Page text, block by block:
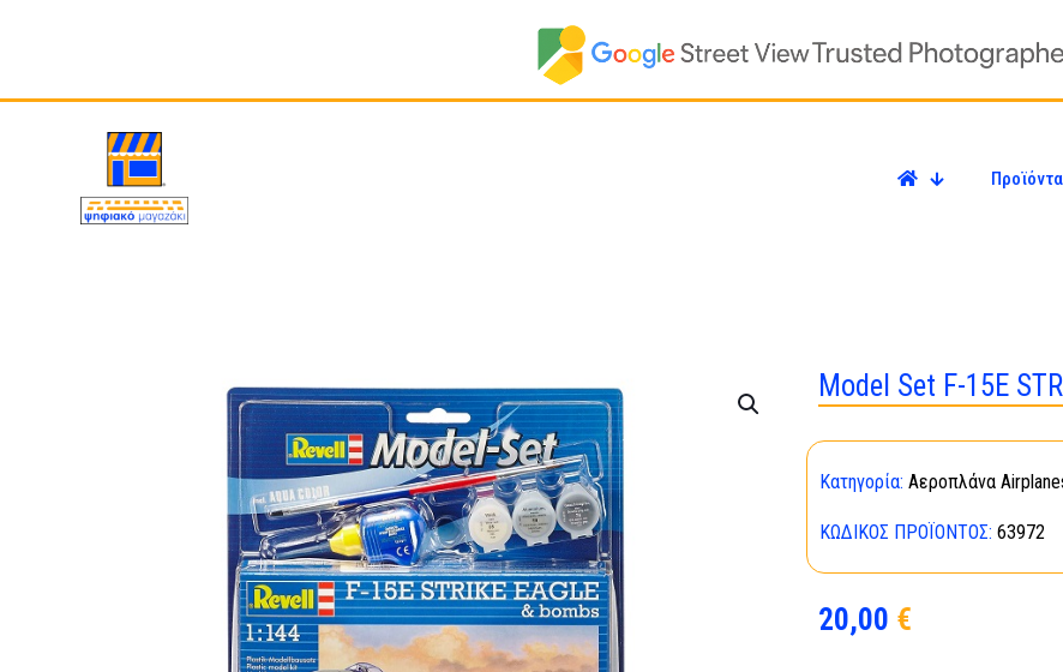
Προϊόντα
Model Set F-15E
Κατηγορία: Αεροπλάνα
ΚΩΔΙΚΌΣ ΠΡΟΪΌΝΤΟΣ: 63972
20,00 €